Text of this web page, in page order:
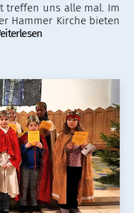
treffen uns alle mal. Im
Hammer Kirche bieten